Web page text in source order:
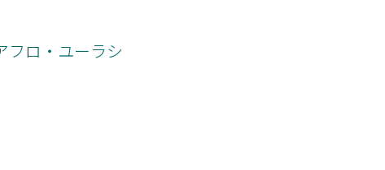
suppress their
manage them as
the
this, the troops
empire. This
as well as
throughout
the
relations. The
Second,
office and the
フロ・ユーラシ